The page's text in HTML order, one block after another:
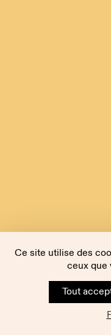
Ce site utilise des
ceux que
Tout